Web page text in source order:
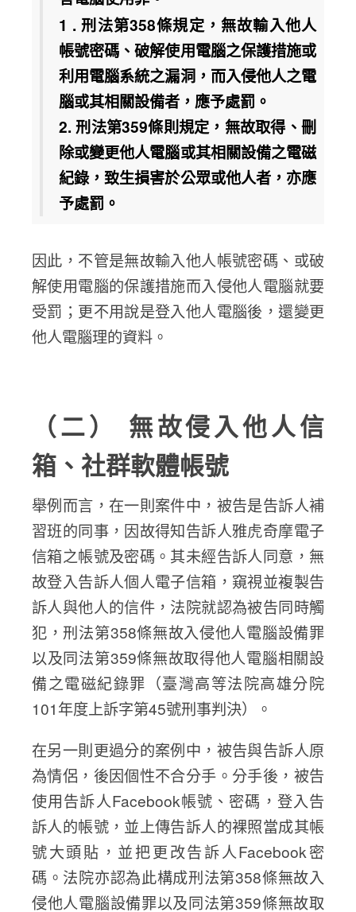
1 . 刑法第358條規定，無故輸入他人
帳號密碼、破解使用電腦之保護措施或
利用電腦系統之漏洞，而入侵他人之電
腦或其相關設備者，應予處罰。
2. 刑法第359條則規定，無故取得、刪
除或變更他人電腦或其相關設備之電磁
紀錄，致生損害於公眾或他人者，亦應
予處罰。
因此，不管是無故輸入他人帳號密碼、或破
解使用電腦的保護措施而入侵他人電腦就要
受罰；更不用說是登入他人電腦後，還變更
他人電腦理的資料。
（二） 無故侵入他人信
箱、社群軟體帳號
舉例而言，在一則案件中，被告是告訴人補
習班的同事，因故得知告訴人雅虎奇摩電子
信箱之帳號及密碼。其未經告訴人同意，無
故登入告訴人個人電子信箱，窺視並複製告
訴人與他人的信件，法院就認為被告同時觸
犯，刑法第358條無故入侵他人電腦設備罪
以及同法第359條無故取得他人電腦相關設
備之電磁紀錄罪（臺灣高等法院高雄分院
101年度上訴字第45號刑事判決）。
在另一則更過分的案例中，被告與告訴人原
為情侶，後因個性不合分手。分手後，被告
使用告訴人Facebook帳號、密碼，登入告
訴人的帳號，並上傳告訴人的裸照當成其帳
號大頭貼，並把更改告訴人Facebook密
碼。法院亦認為此構成刑法第358條無故入
侵他人電腦設備罪以及同法第359條無故取